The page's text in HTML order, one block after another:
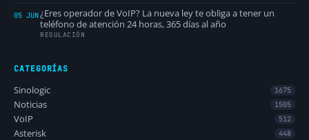
05 JUN¿Eres operador de VoIP? La nueva ley te obliga a tener un
teléfono de atención 24 horas, 365 días al año
REGULACIÓN
CATEGORÍAS
Sinologic 1675
Noticias 1505
VoIP 512
Asterisk 448